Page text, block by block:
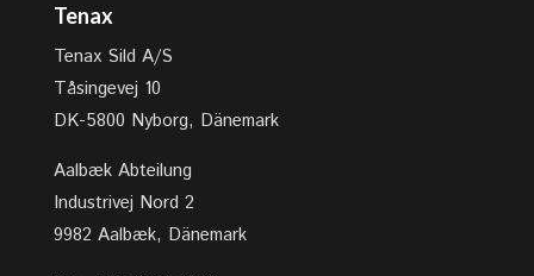
Tenax
Tenax Sild A/S
Tåsingevej 10
DK-5800 Nyborg, Dänemark
Aalbæk Abteilung
Industrivej Nord 2
9982 Aalbæk, Dänemark